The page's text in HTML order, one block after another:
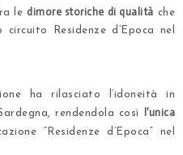
le dimore storiche di qualità che
Residenze d’Epoca nel
ha rilasciato l’idoneità in
rendendola così
l’unica
“Residenze d’Epoca” nel